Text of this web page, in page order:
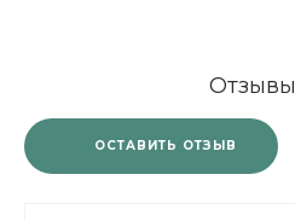
Отзывы
ОСТАВИТЬ ОТЗЫВ